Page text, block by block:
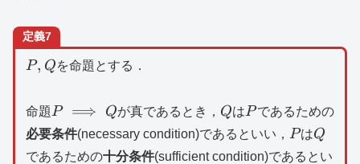
定義7
P,Q
P, Qを命題とする．
命題 P\implies
Q
P ⟹ Qが真であるとき， Q
Qは P
Pであるための
必要条件(necessary condition)であるといい， P
PはQ
Q
であるための十分条件(sufficient condition)であるとい